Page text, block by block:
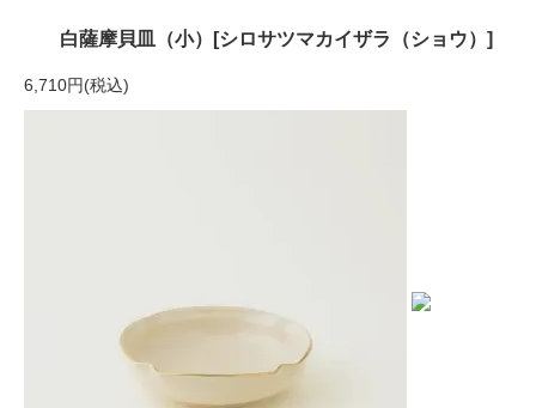
白薩摩貝皿（小）[シロサツマカイザラ（ショウ）]
6,710円(税込)